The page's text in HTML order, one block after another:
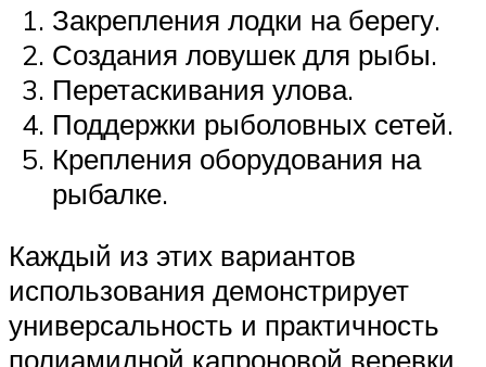
Закрепления лодки на берегу.
Создания ловушек для рыбы.
Перетаскивания улова.
Поддержки рыболовных сетей.
Крепления оборудования на
рыбалке.
Каждый из этих вариантов
использования демонстрирует
универсальность и практичность
полиамидной капроновой веревки.